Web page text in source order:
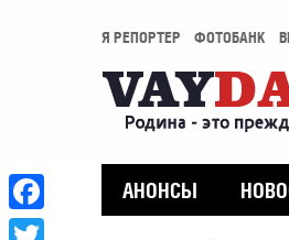
Я РЕПОРТЕР ФОТОБАНК
АНОНСЫ
Facebook